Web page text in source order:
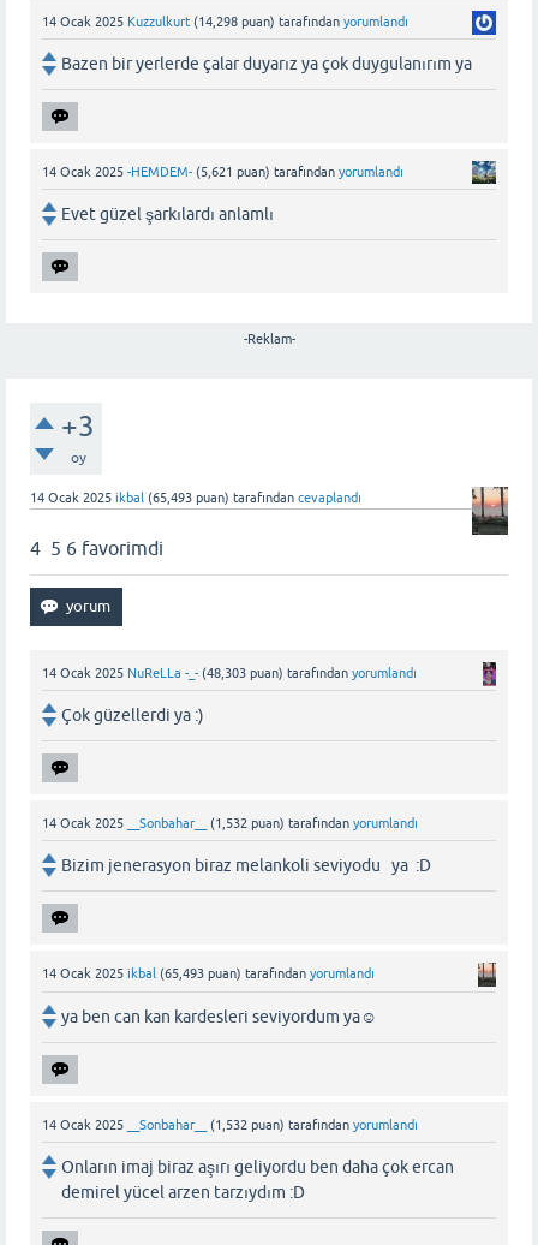
14 Ocak 2025 Kuzzulkurt (14,298 puan) tarafından yorumlandı
Bazen bir yerlerde çalar duyarız ya çok duygulanırım ya
14 Ocak 2025 -HEMDEM- (5,621 puan) tarafından yorumlandı
Evet güzel şarkılardı anlamlı
-Reklam-
+3
oy
14 Ocak 2025 ikbal (65,493 puan) tarafından cevaplandı
4 5 6 favorimdi
14 Ocak 2025 NuReLLa -_- (48,303 puan) tarafından yorumlandı
Çok güzellerdi ya :)
14 Ocak 2025 __Sonbahar__ (1,532 puan) tarafından yorumlandı
Bizim jenerasyon biraz melankoli seviyodu ya :D
14 Ocak 2025 ikbal (65,493 puan) tarafından yorumlandı
ya ben can kan kardesleri seviyordum ya☺️
14 Ocak 2025 __Sonbahar__ (1,532 puan) tarafından yorumlandı
Onların imaj biraz aşırı geliyordu ben daha çok ercan
demirel yücel arzen tarzıydım :D